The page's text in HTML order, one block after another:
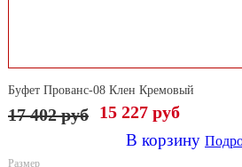
Буфет Прованс-08 Клен Кремовый
17 402руб 15 227 руб
В корзину
Размер